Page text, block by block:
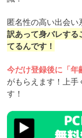
匿名性の高い出会い
訳あって身バレする
てるんです！
今だけ登録後に「年
がもらえます！上
す！
https://pcmax.jp/lp/?
ad_id=rm327007